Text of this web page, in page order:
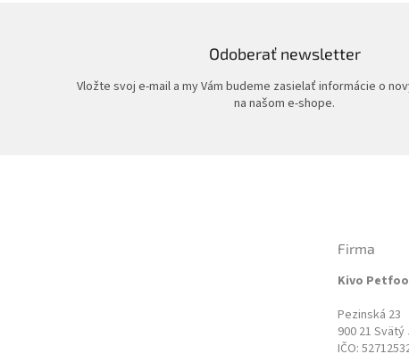
Odoberať newsletter
Vložte svoj e-mail a my Vám budeme zasielať informácie o
na našom e-shope.
Firma
Kivo
Pezinská 23
900 21 Svätý
IČO: